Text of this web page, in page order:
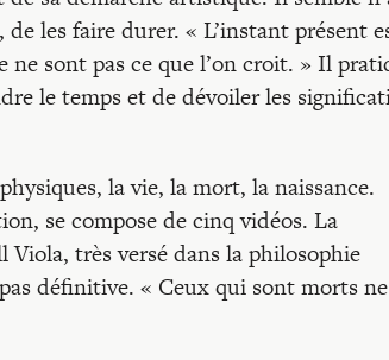
les faire durer. « L’instant présent
ne sont pas ce que l’on croit. » Il
le temps et de dévoiler les
la vie, la mort, la naissance.
se compose de cinq vidéos. La
très versé dans la philosophie
définitive. « Ceux qui sont morts ne